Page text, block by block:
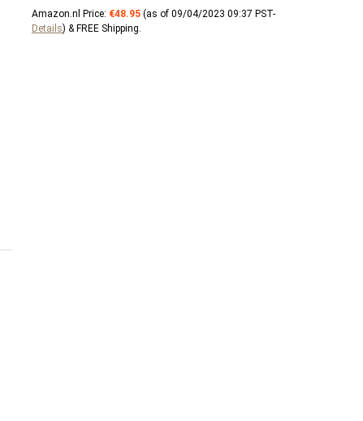
Amazon.nl Price: €48.95 (as of 09/04/2023 09:37 PST-
Details) & FREE Shipping.